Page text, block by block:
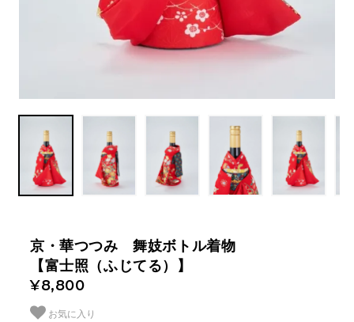
京・華つつみ 舞妓ボトル着物
【富士照（ふじてる）】
¥8,800
お気に入り